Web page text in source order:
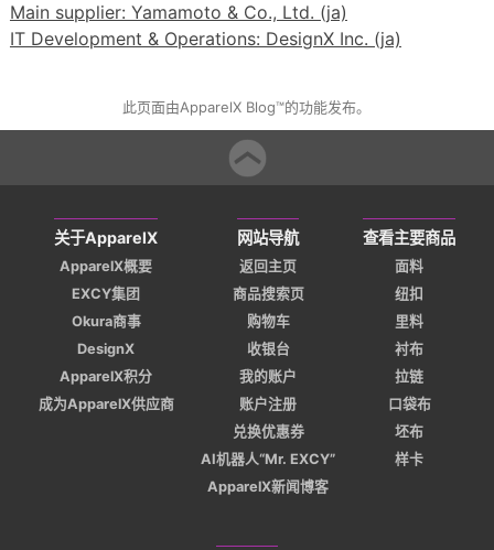
Main supplier: Yamamoto & Co., Ltd. (ja)
IT Development & Operations: DesignX Inc. (ja)
此页面由ApparelX Blog™的功能发布。
关于ApparelX
ApparelX概要
EXCY集团
Okura商事
DesignX
ApparelX积分
成为ApparelX供应商
网站导航
返回主页
商品搜索页
购物车
收银台
我的账户
账户注册
兑换优惠券
AI机器人“Mr. EXCY”
ApparelX新闻博客
查看主要商品
面料
纽扣
里料
衬布
拉链
口袋布
坯布
样卡